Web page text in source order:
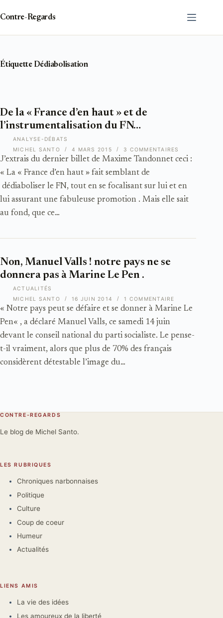
contenu
Contre-Regards
ÉtiquetteDédiabolisation
ANALYSE-DÉBATS
De la « France d’en haut » et de
l’instrumentalisation du FN…
J’extrais du dernier billet de Maxime Tandonnet ceci :
« La « France d’en haut » fait semblant de
dédiaboliser le FN, tout en se focalisant sur lui et en
lui assurant une fabuleuse promotion . Mais elle sait
au fond, que ce…
MICHEL SANTO 4 MARS 2015 3 COMMENTAIRES
ACTUALITÉS
Non, Manuel Valls ! notre pays ne se
donnera pas à Marine Le Pen .
« Notre pays peut se défaire et se donner à Marine Le
Pen« , a déclaré Manuel Valls, ce samedi 14 juin
devant le conseil national du parti socialiste. Le pense-
t-il vraiment, alors que plus de 70% des français
considèrent détestable l’image du…
MICHEL SANTO 16 JUIN 2014 1 COMMENTAIRE
CONTRE-REGARDS
Le blog de Michel Santo.
LES RUBRIQUES
Chroniques narbonnaises
Politique
Culture
Coup de coeur
Humeur
Actualités
LIENS AMIS
La vie des idées
Les amoureux de la liberté